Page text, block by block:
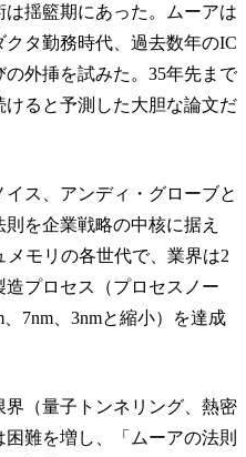
は揺籃期にあった。ムーアは
タ勤務時代、過去数年のIC
外挿を試みた。35年先まで
けると予測した大胆な論文だ
ス、アンディ・グローブと
を企業戦略の中核に据え
モリの各世代で、業界は2
プロセス（プロセスノー
、7nm、3nmと縮小）を達成
界（量子トンネリング、熱密
難を増し、「ムーアの法則